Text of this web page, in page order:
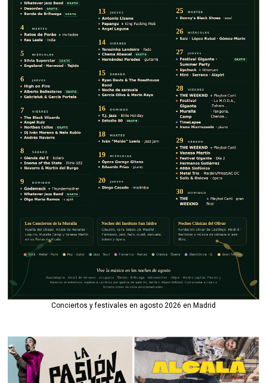
Conciertos y festivales en agosto 2026 en Madrid